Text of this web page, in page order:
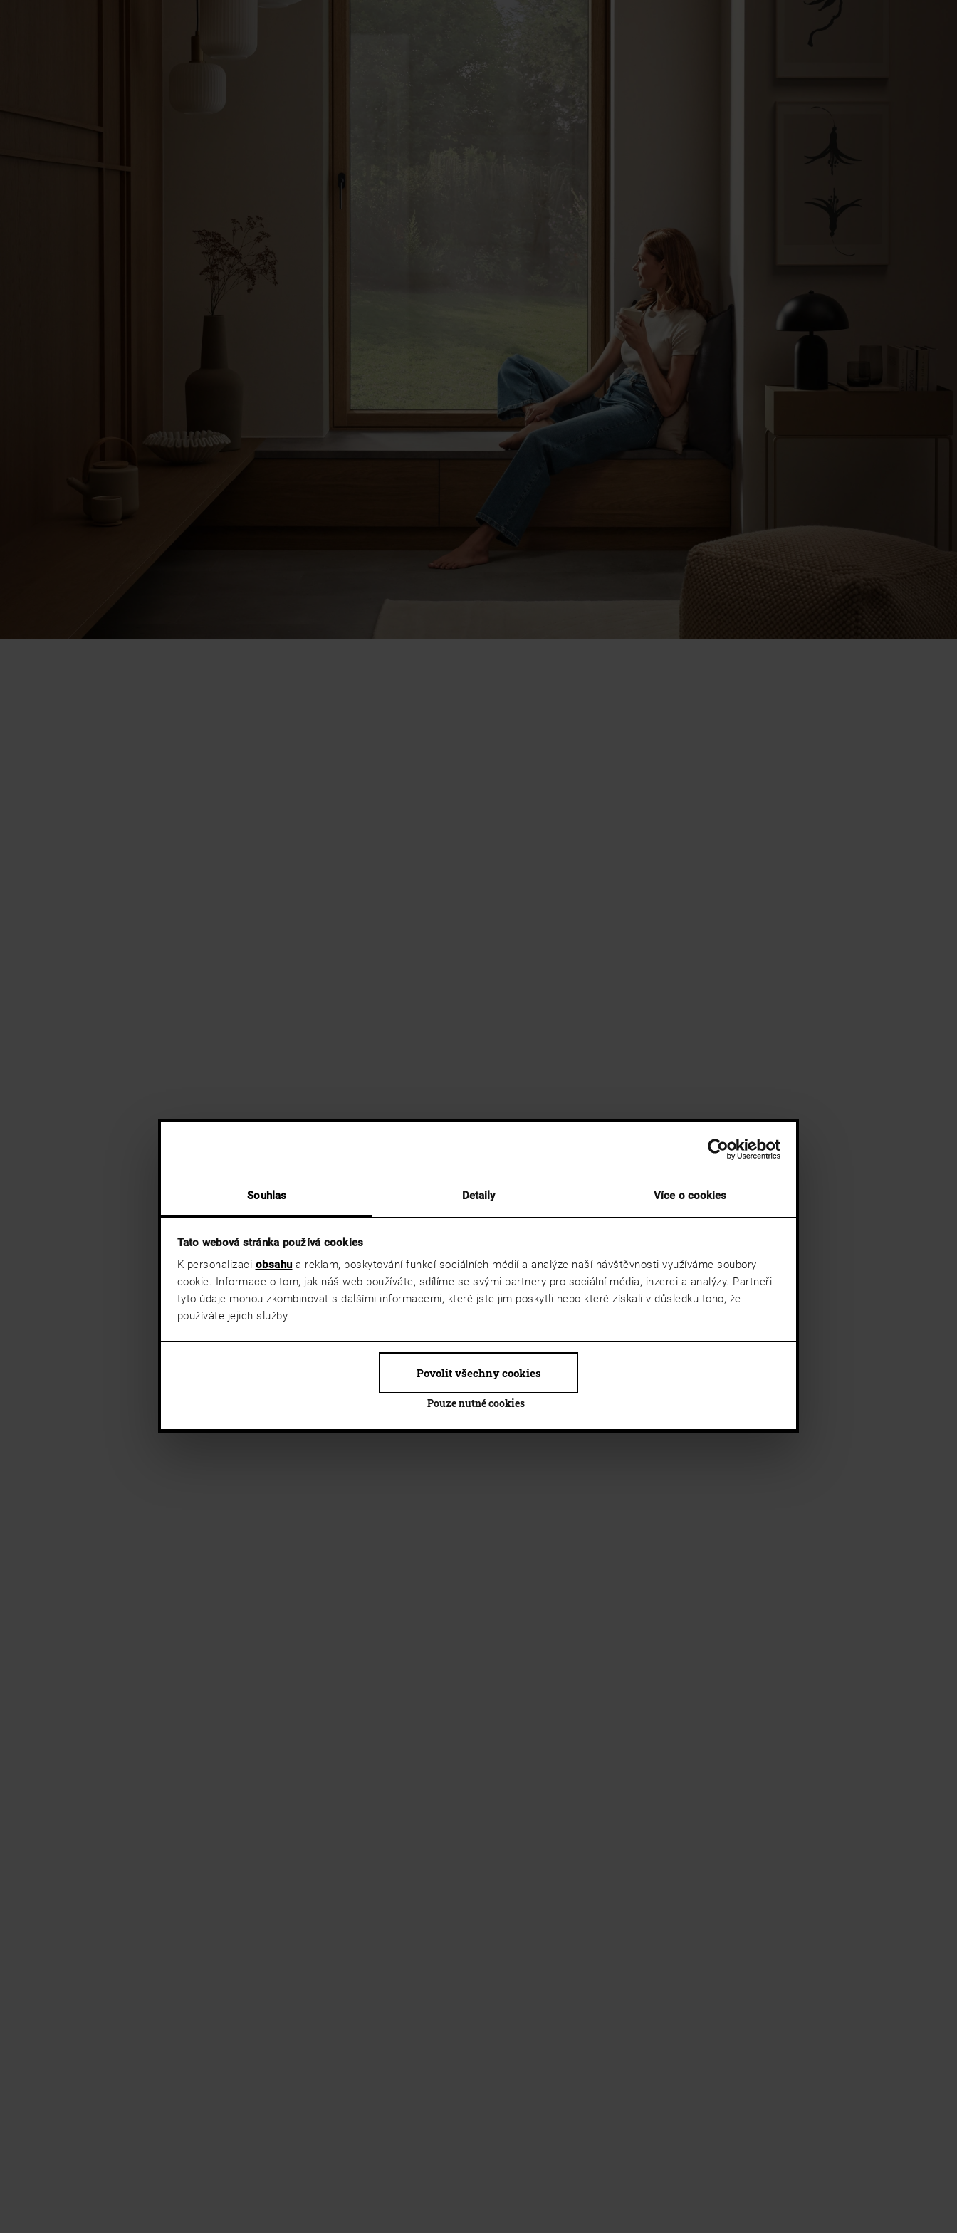
Souhlas Detaily Více o cookies
Tato webová stránka používá cookies
K personalizaci obsahu a reklam, poskytování funkcí sociálních médií a analýze naší návštěvnosti využíváme soubory
cookie. Informace o tom, jak náš web používáte, sdílíme se svými partnery pro sociální média, inzerci a analýzy. Partneři
tyto údaje mohou zkombinovat s dalšími informacemi, které jste jim poskytli nebo které získali v důsledku toho, že
používáte jejich služby.
Pouze nutné cookies
Povolit všechny cookies